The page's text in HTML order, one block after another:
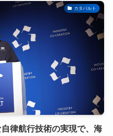
カタパルト
律航行技術の実現で、海